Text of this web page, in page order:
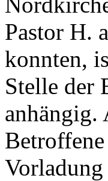
Pastor H.
konnten,
Stelle der
anhängig.
Vorladung